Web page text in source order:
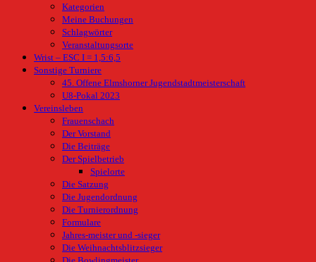
Kategorien
Meine Buchungen
Schlagwörter
Veranstaltungsorte
Wrist – ESC I = 1,5:6,5
Sonstige Turniere
45. Offene Elmshorner Jugendstadtmeisterschaft
U8-Pokal 2023
Vereinsleben
Frauenschach
Der Vorstand
Die Beiträge
Der Spielbetrieb
Spielorte
Die Satzung
Die Jugendordnung
Die Turnierordnung
Formulare
Jahres-meister und -sieger
Die Weihnachtsblitzsieger